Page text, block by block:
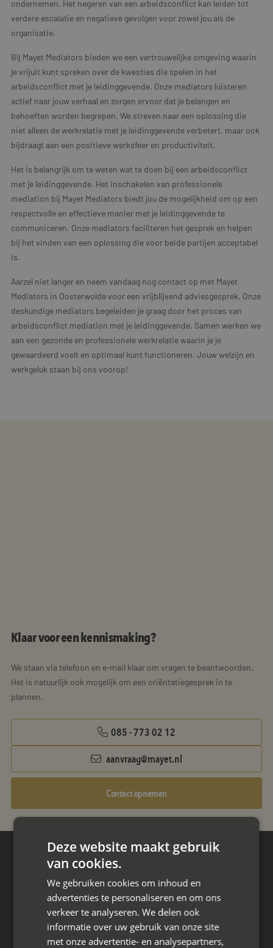
ondernemen. Het negeren van een arbeidsconflict kan leiden tot
verdere escalatie en negatieve gevolgen voor zowel jou als de
organisatie.
Bij Mayet Mediators bieden we een vertrouwelijke omgeving waarin
je vrijuit kunt spreken over de kwesties die spelen in het
arbeidsconflict met je leidinggevende. Onze mediators luisteren
actief naar jouw verhaal en zorgen ervoor dat je belangen en
behoeften worden begrepen. We streven naar een oplossing die
niet alleen de werkrelatie met je leidinggevende verbetert, maar ook
bijdraagt aan een positieve werksfeer en productiviteit.
Het is belangrijk om te weten wat te doen bij een arbeidsconflict
met je leidinggevende. Het inschakelen van professionele
mediation bij Mayet Mediators biedt jou de mogelijkheid om op een
respectvolle en effectieve manier met je leidinggevende te
communiceren. Onze mediators faciliteren het gesprek en helpen
bij het vinden van een oplossing die voor beide partijen acceptabel
is.
Aarzel niet langer en neem vandaag nog contact op met Mayet
Mediators in Oosterwolde voor een vrijblijvend adviesgesprek. Onze
deskundige mediators begeleiden je graag door het proces van
arbeidsconflict mediation met je leidinggevende. Samen werken we
aan een gezonde en professionele werkrelatie waarin je je
gewaardeerd voelt en optimaal kunt functioneren. Jouw welzijn en
werkgeluk staan bij ons voorop!
Klaar voor een kennismaking?
We staan via telefoon en e-mail klaar om vragen te beantwoorden.
Het is natuurlijk ook mogelijk om een oriëntatiegesprek in te
plannen.
085 - 773 02 12
aanvraag@mayet.nl
Contact opnemen
Hoofdkantoor
4661 KZ Halsteren,
085 - 773 02 12
aanvraag@mayet.nl
Deze website maakt gebruik
van cookies.
We gebruiken cookies om inhoud en
advertenties te personaliseren en om ons
verkeer te analyseren. We delen ook
informatie over uw gebruik van onze site
met onze advertentie- en analysepartners,